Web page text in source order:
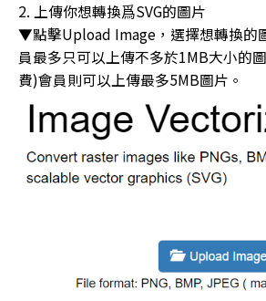
上傳你想轉換爲SVG的圖片
▼點擊Upload Image，選擇想轉換的
員最多只可以上傳不多於1MB大小的
費)會員則可以上傳最多5MB圖片。